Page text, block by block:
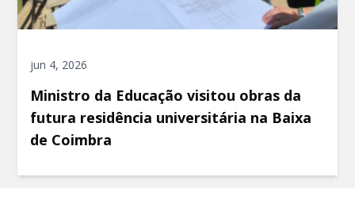
jun 4, 2026
Ministro da Educação visitou obras da
futura residência universitária na Baixa
de Coimbra